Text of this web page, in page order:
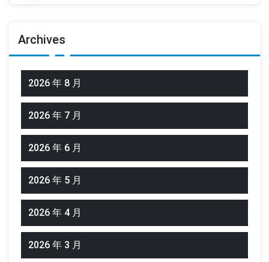
Archives
2026 年 8 月
2026 年 7 月
2026 年 6 月
2026 年 5 月
2026 年 4 月
2026 年 3 月